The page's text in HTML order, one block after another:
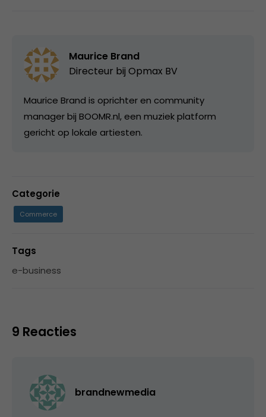
Maurice Brand
Directeur bij Opmax BV
Maurice Brand is oprichter en community
manager bij BOOMR.nl, een muziek platform
gericht op lokale artiesten.
Categorie
Commerce
Tags
e-business
9 Reacties
brandnewmedia